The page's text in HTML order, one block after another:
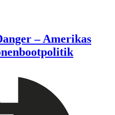
– Amerikas